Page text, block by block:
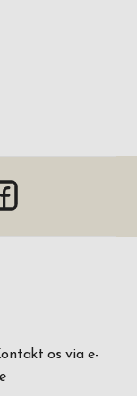
os via e-